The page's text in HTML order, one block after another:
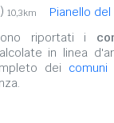
10,3km Pianello del
riportati i
in linea
dei